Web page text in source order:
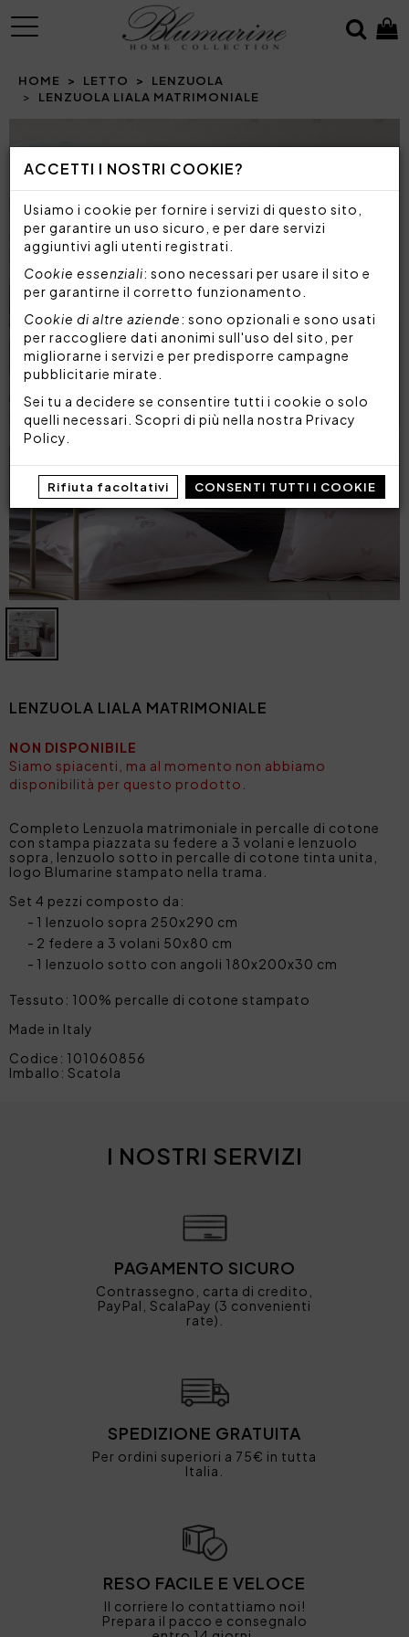
ACCETTI I NOSTRI COOKIE?
Usiamo i cookie per fornire i servizi di questo sito,
per garantire un uso sicuro, e per dare servizi
aggiuntivi agli utenti registrati.
Cookie essenziali: sono necessari per usare il sito e
per garantirne il corretto funzionamento.
Cookie di altre aziende: sono opzionali e sono usati
per raccogliere dati anonimi sull'uso del sito, per
migliorarne i servizi e per predisporre campagne
pubblicitarie mirate.
Sei tu a decidere se consentire tutti i cookie o solo
quelli necessari. Scopri di più nella nostra Privacy
Policy
Rifiuta facoltativi CONSENTI TUTTI I COOKIE
MENU
HOME LETTO
LENZUOLA
LENZUOLA LIALA MATRIMONIALE
Prev
LENZUOLA LIALA MATRIMONIALE
NON DISPONIBILE
Siamo spiacenti, ma al momento non abbiamo
disponibilità per questo prodotto.
Completo Lenzuola matrimoniale in percalle di cotone
con stampa piazzata su federe a 3 volani e lenzuolo
sopra, lenzuolo sotto in percalle di cotone tinta unita,
logo Blumarine stampato nella trama.
Set 4 pezzi composto da:
1 lenzuolo sopra 250x290 cm
2 federe a 3 volani 50x80 cm
1 lenzuolo sotto con angoli 180x200x30 cm
Tessuto: 100% percalle di cotone stampato
Made in Italy
Codice: 101060856
Imballo: Scatola
I NOSTRI SERVIZI
PAGAMENTO SICURO
Contrassegno, carta di credito,
PayPal, ScalaPay (3 convenienti
rate).
SPEDIZIONE GRATUITA
Per ordini superiori a 75€ in tutta
Italia.
RESO FACILE E VELOCE
Il corriere lo contattiamo noi!
Prepara il pacco e consegnalo